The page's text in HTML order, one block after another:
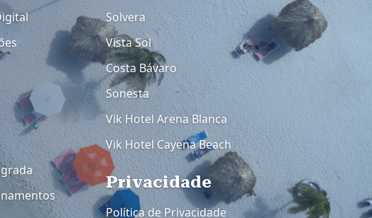
Solvera
Vista Sol
Costa Bávaro
Sonesta
Vik Hotel Arena Blanca
Vik Hotel Cayena Beach
Privacidade
Política de Privacidade